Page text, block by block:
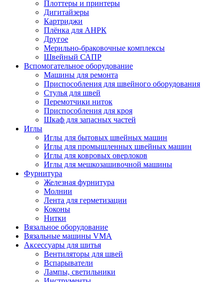
Плоттеры и принтеры
Дигитайзеры
Картриджи
Плёнка для АНРК
Другое
Мерильно-браковочные комплексы
Швейный САПР
Вспомогательное оборудование
Машины для ремонта
Приспособления для швейного оборудования
Стулья для швей
Перемотчики ниток
Приспособления для кроя
Шкаф для запасных частей
Иглы
Иглы для бытовых швейных машин
Иглы для промышленных швейных машин
Иглы для ковровых оверлоков
Иглы для мешкозашивочной машины
Фурнитура
Железная фурнитура
Молнии
Лента для герметизации
Коконы
Нитки
Вязальное оборудование
Вязальные машины VMA
Аксессуары для шитья
Вентиляторы для швей
Вспарыватели
Лампы, светильники